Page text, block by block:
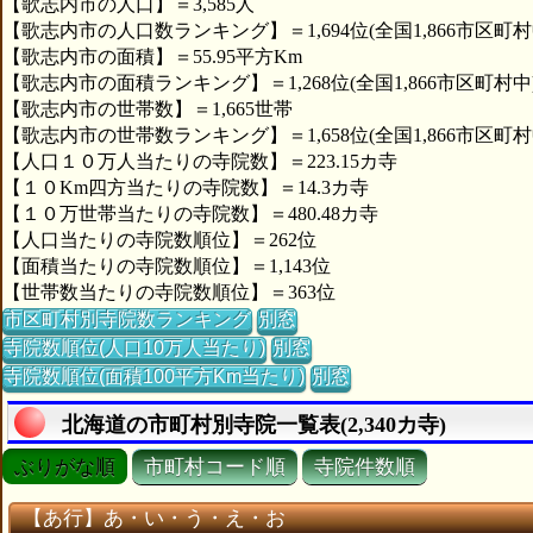
【歌志内市の人口数ランキング】＝1,694位(全国1,866市区町
【歌志内市の面積】＝55.95平方Km
【歌志内市の面積ランキング】＝1,268位(全国1,866市区町村
【歌志内市の世帯数】＝1,665世帯
【歌志内市の世帯数ランキング】＝1,658位(全国1,866市区町
【人口１０万人当たりの寺院数】＝223.15カ寺
【１０Km四方当たりの寺院数】＝14.3カ寺
【１０万世帯当たりの寺院数】＝480.48カ寺
【人口当たりの寺院数順位】＝262位
【面積当たりの寺院数順位】＝1,143位
【世帯数当たりの寺院数順位】＝363位
市区町村別寺院数ランキング 別窓
寺院数順位(人口10万人当たり) 別窓
寺院数順位(面積100平方Km当たり) 別窓
北海道の市町村別寺院一覧表(2,340カ寺)
ぶりがな順 市町村コード順 寺院件数順
【あ行】あ・い・う・え・お